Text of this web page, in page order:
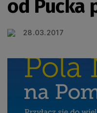
od Pucka
28.03.2017